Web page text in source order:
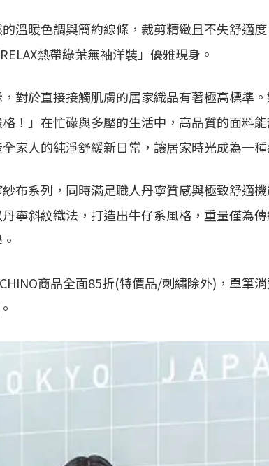
溫暖色調與簡約線條，裁剪精緻且不失舒適
熱帶綠葉無袖洋裝」優雅現身。
對於直接接觸肌膚的居家織品有著極高標準
！」在忙碌與多壓的生活中，高品質的面料
家人的純淨舒緩新日常，讓居家時光成為一種
布系列，同時滿足職人丹寧質感與極致舒適
寧斜紋織法，打造出牛仔系風格，重量僅為
商品全面85折(特價品/刺繡除外)，單筆